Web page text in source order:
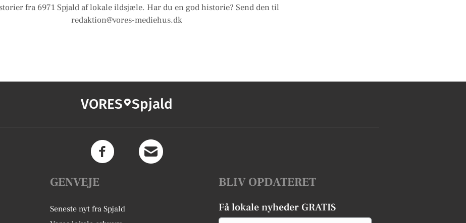
fra 6971 Spjald af lokale ildsjæle. Har du en god historie? Send den til
redaktion@vores-mediehus.dk
VORES Spjald
GENVEJE
Seneste nyt fra Spjald
BLIV OPDATERET
Få lokale nyheder GRATIS